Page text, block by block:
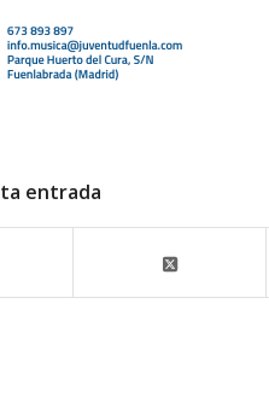
entrada